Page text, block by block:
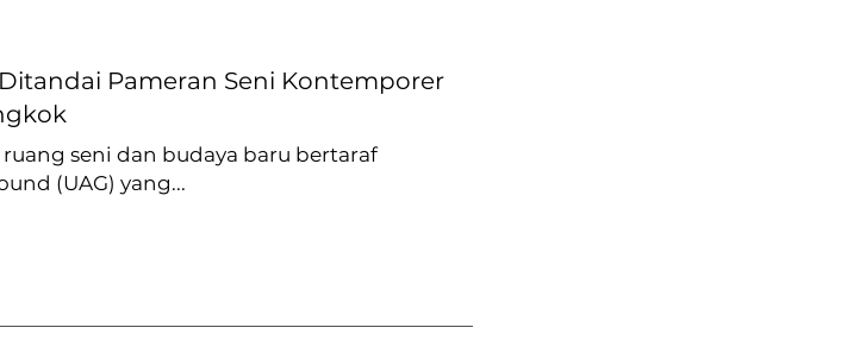
Pameran Seni Kontemporer
seni dan budaya baru bertaraf
(UAG) yang...